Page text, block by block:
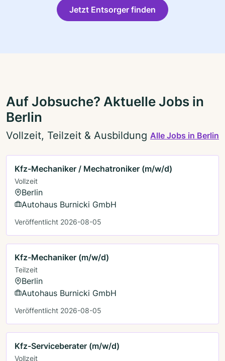
Jetzt Entsorger finden
Auf Jobsuche? Aktuelle Jobs in
Berlin
Vollzeit, Teilzeit & Ausbildung Alle Jobs in Berlin
Kfz-Mechaniker / Mechatroniker (m/w/d)
Vollzeit
Berlin
Autohaus Burnicki GmbH
Veröffentlicht 2026-08-05
Kfz-Mechaniker (m/w/d)
Teilzeit
Berlin
Autohaus Burnicki GmbH
Veröffentlicht 2026-08-05
Kfz-Serviceberater (m/w/d)
Vollzeit